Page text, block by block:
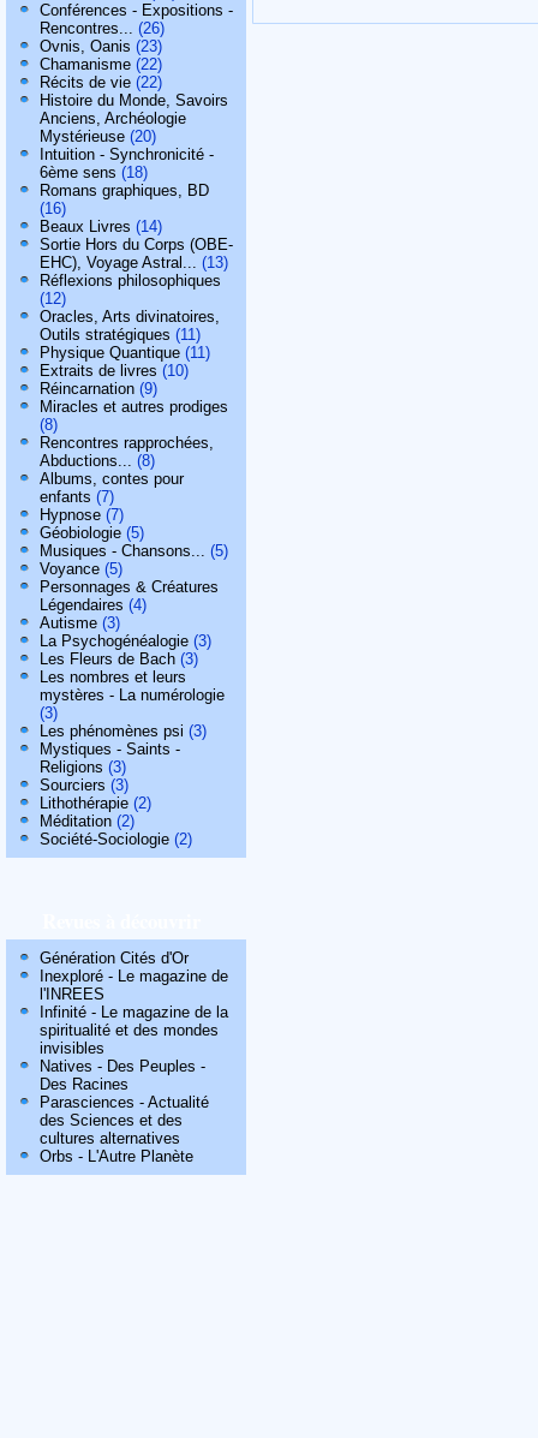
Conférences - Expositions -
Rencontres... (26)
Ovnis, Oanis (23)
Chamanisme (22)
Récits de vie (22)
Histoire du Monde, Savoirs
Anciens, Archéologie
Mystérieuse (20)
Intuition - Synchronicité -
6ème sens (18)
Romans graphiques, BD
(16)
Beaux Livres (14)
Sortie Hors du Corps (OBE-
EHC), Voyage Astral... (13)
Réflexions philosophiques
(12)
Oracles, Arts divinatoires,
Outils stratégiques (11)
Physique Quantique (11)
Extraits de livres (10)
Réincarnation (9)
Miracles et autres prodiges
(8)
Rencontres rapprochées,
Abductions... (8)
Albums, contes pour
enfants (7)
Hypnose (7)
Géobiologie (5)
Musiques - Chansons... (5)
Voyance (5)
Personnages & Créatures
Légendaires (4)
Autisme (3)
La Psychogénéalogie (3)
Les Fleurs de Bach (3)
Les nombres et leurs
mystères - La numérologie
(3)
Les phénomènes psi (3)
Mystiques - Saints -
Religions (3)
Sourciers (3)
Lithothérapie (2)
Méditation (2)
Société-Sociologie (2)
Génération Cités d'Or
Inexploré - Le magazine de
l'INREES
Infinité - Le magazine de la
spiritualité et des mondes
invisibles
Natives - Des Peuples -
Des Racines
Parasciences - Actualité
des Sciences et des
cultures alternatives
Orbs - L'Autre Planète